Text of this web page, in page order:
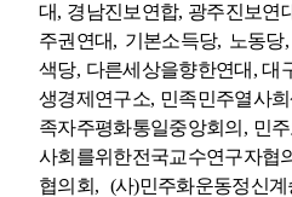
대, 경남진보연합, 광주진보연
주권연대, 기본소득당, 노동당,
색당, 다른세상을향한연대 ,대
생경제연구소, 민족민주열사
족자주평화통일중앙회의 , 민
사회를위한전국교수연구자협
협의회 , (사)민주화운동정신계